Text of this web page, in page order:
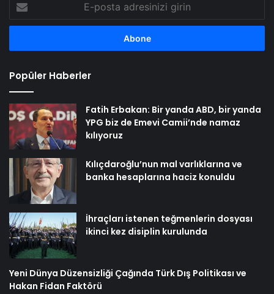
posta
adresinizi
Popüler Haberler
Fatih Erbakan: Bir yanda ABD, bir yanda
YPG biz de Emevi Camii’nde namaz
kılıyoruz
Kılıçdaroğlu’nun mal varlıklarına ve
banka hesaplarına haciz konuldu
İhraçları istenen teğmenlerin dosyası
ikinci kez disiplin kurulunda
Yeni Dünya Düzensizliği Çağında Türk Dış Politikası ve
Hakan Fidan Faktörü